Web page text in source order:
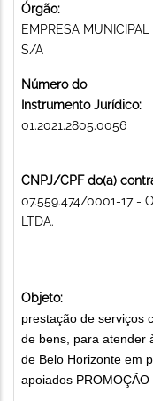
Órgão:
EMPRESA
S/A
Número do
Instrumento Jurídico:
01.2021.2805.0056
CNPJ/CPF do(a)
07.559.474/0001-17 -
LTDA.
Objeto:
prestação de serviços
de bens, para atender
de Belo Horizonte em
apoiados PROMOÇÃO